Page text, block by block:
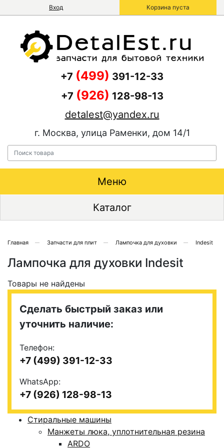
Вход Корзина пуста
+7 (499) 391-12-33
+7 (926) 128-98-13
detalest@yandex.ru
г. Москва, улица Раменки, дом 14/1
Меню
Каталог
Главная Запчасти для плит Лампочка для духовки Indesit
Лампочка для духовки Indesit
Товары не найдены
Сделать быстрый заказ или
уточнить наличие:
Телефон:
+7 (499) 391-12-33
WhatsApp:
+7 (926) 128-98-13
Стиральные машины
Манжеты люка, уплотнительная резина
ARDO